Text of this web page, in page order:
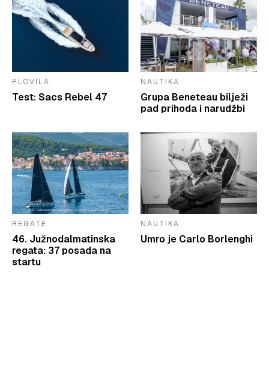
PLOVILA
Test: Sacs Rebel 47
NAUTIKA
Grupa Beneteau bilježi
pad prihoda i narudžbi
REGATE
46. Južnodalmatinska
regata: 37 posada na
startu
NAUTIKA
Umro je Carlo Borlenghi